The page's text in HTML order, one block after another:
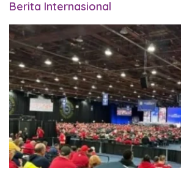
Berita Internasional